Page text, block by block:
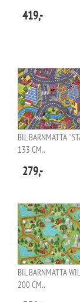
419,-
BIL BARNMATTA
133 CM..
279,-
BIL BARNMATTA
200 CM..